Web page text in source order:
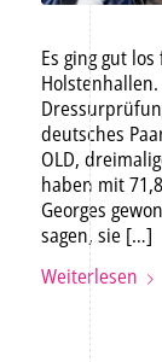
Es ging gut
deutsches
OLD,
haben mit
Georges
sagen, sie […]
Weiterlesen